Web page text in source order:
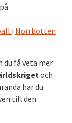
på
i Norrbotten
du få veta mer
och
har du
till den